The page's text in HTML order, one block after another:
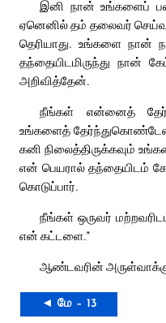
இனி நான் உங்களைப்
ஏனெனில் தம் தலைவர்
தெரியாது. உங்களை
தந்தையிடமிருந்து நான்
அறிவித்தேன்.
நீங்கள் என்னைத்
உங்களைத்
கனி நிலைத்திருக்கவும்
என் பெயரால் தந்தையிடம்
கொடுப்பார்.
நீங்கள் ஒருவர்
என் கட்டளை.”
ஆண்டவரின்
◄ மே – 13